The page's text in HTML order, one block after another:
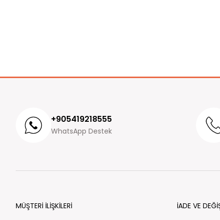
+905419218555
WhatsApp Destek
MÜŞTERİ İLİŞKİLERİ İADE VE